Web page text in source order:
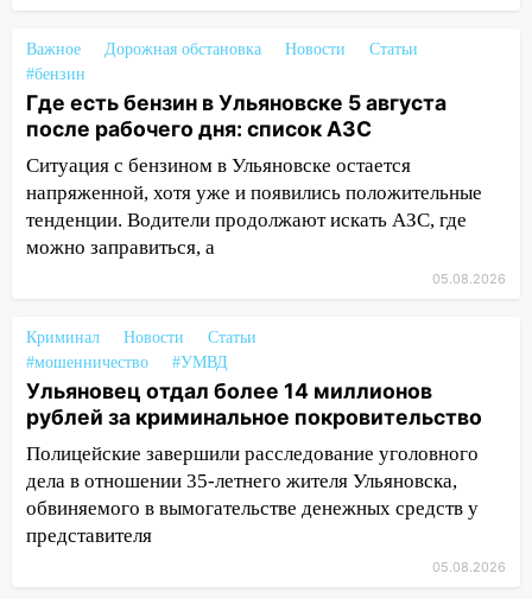
17:30
Где есть бензин в Ульяновске 5
августа после рабочего дня: список АЗС
17:05 «Обыск» по видеосвязи: в
Ульяновске задержали 19-летнюю
сообщницу мошенников
16:12 Едва не перерезал горло: в
Вешкайме посиделки с судимым
знакомым закончились для женщины
16:06 18-летняя девушка без прав
перевернулась на мопеде и попала в
больницу
15:59 Ульяновец отдал более 14
миллионов рублей за криминальное
покровительство
15:32 На «кольце» кроссовер сбил 18-
Важное Дорожная обстановка Новости
Статьи
#бензин
Где есть бензин в Ульяновске 5 августа
после рабочего дня: список АЗС
Ситуация с бензином в Ульяновске остается
напряженной, хотя уже и появились положительные
тенденции. Водители продолжают искать АЗС, где
можно заправиться, а
05.08.2026
Криминал Новости
Статьи
#мошенничество
#УМВД
Ульяновец отдал более 14 миллионов
рублей за криминальное покровительство
Полицейские завершили расследование уголовного
дела в отношении 35-летнего жителя Ульяновска,
обвиняемого в вымогательстве денежных средств у
представителя
05.08.2026